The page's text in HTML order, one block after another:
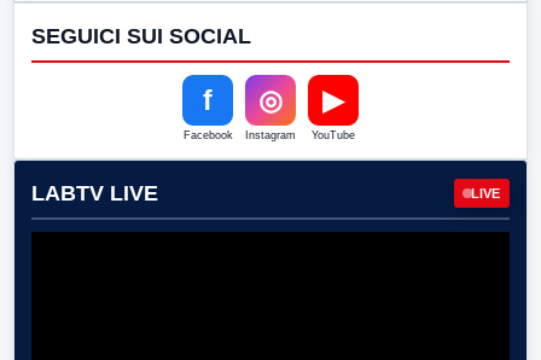
SEGUICI SUI SOCIAL
f
Facebook
◎
Instagram
▶
YouTube
LABTV LIVE LIVE